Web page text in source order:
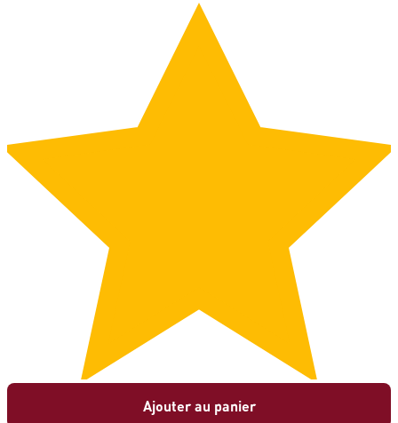
Ajouter au panier